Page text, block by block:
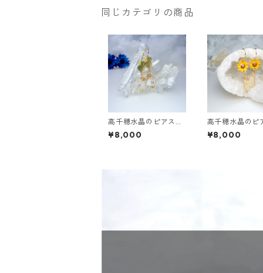
同じカテゴリの商品
高千穂水晶のピアス
【ミモザ】
¥8,000
高千穂水晶のピ
【ひまわり】
¥8,000